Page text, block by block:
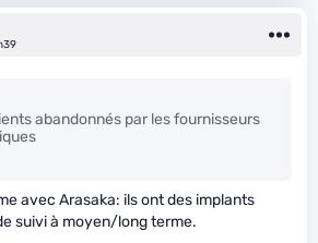
abandonnés par les fournisseurs
avec Arasaka: ils ont des implants
suivi à moyen/long terme.